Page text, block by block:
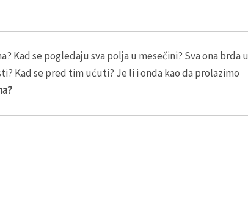
Kad se pogledaju sva polja u mesečini? Sva ona brda u
se pred tim ućuti? Je li i onda kao da prolazimo